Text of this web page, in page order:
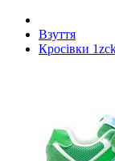
Взуття
Кросівки